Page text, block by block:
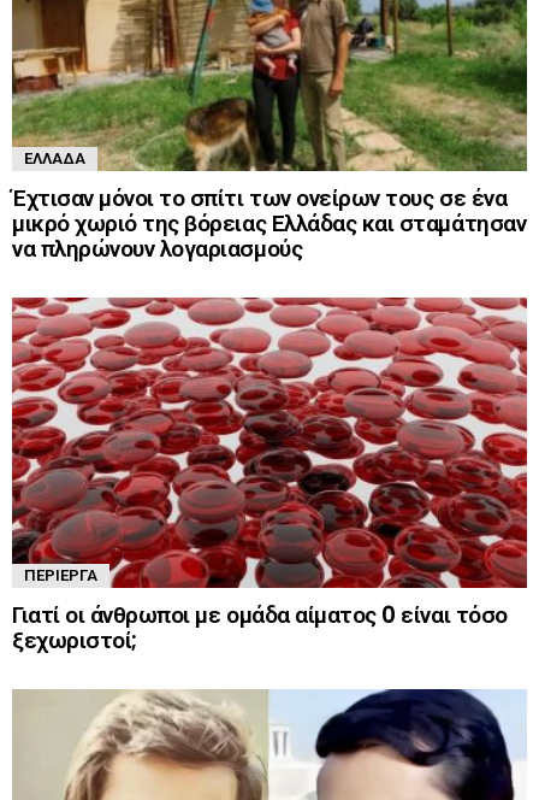
ΕΛΛΆΔΑ
Έχτισαν μόνοι το σπίτι των ονείρων τους σε ένα
μικρό χωριό της βόρειας Ελλάδας και σταμάτησαν
να πληρώνουν λογαριασμούς
ΠΕΡΊΕΡΓΑ
Γιατί οι άνθρωποι με ομάδα αίματος 0 είναι τόσο
ξεχωριστοί;